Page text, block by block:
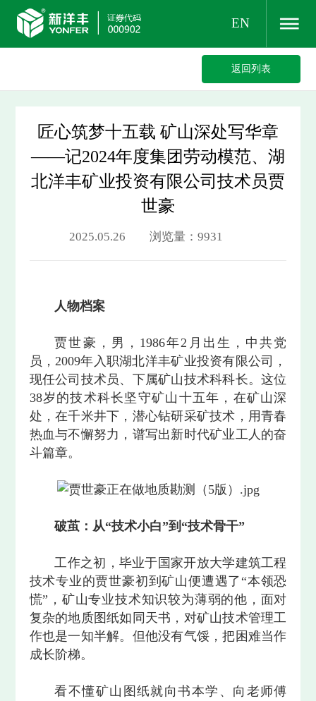
EN
返回列表
匠心筑梦十五载 矿山深处写华章
——记2024年度集团劳动模范、湖
北洋丰矿业投资有限公司技术员贾
世豪
2025.05.26 浏览量：9931
人物档案
贾世豪，男，1986年2月出生，中共党
员，2009年入职湖北洋丰矿业投资有限公司，
现任公司技术员、下属矿山技术科科长。这位
38岁的技术科长坚守矿山十五年，在矿山深
处，在千米井下，潜心钻研采矿技术，用青春
热血与不懈努力，谱写出新时代矿业工人的奋
斗篇章。
破茧：从“技术小白”到“技术骨干”
工作之初，毕业于国家开放大学建筑工程
技术专业的贾世豪初到矿山便遭遇了“本领恐
慌”，矿山专业技术知识较为薄弱的他，面对
复杂的地质图纸如同天书，对矿山技术管理工
作也是一知半解。但他没有气馁，把困难当作
成长阶梯。
看不懂矿山图纸就向书本学、向老师傅